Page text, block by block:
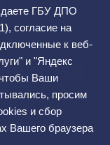
даете ГБУ ДПО
согласие на
к веб-
и "Яндекс
Ваши
просим
и сбор
Вашего браузера